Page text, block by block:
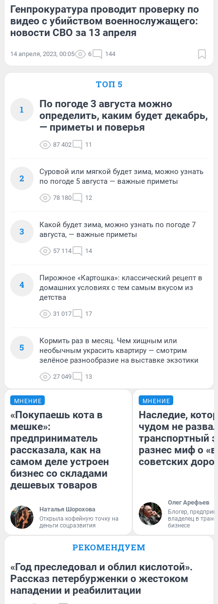
Генпрокуратура проводит проверку по
видео с убийством военнослужащего:
новости СВО за 13 апреля
14 апреля, 2023, 00:05 6 144
ТОП 5
1
По погоде 3 августа можно
определить, каким будет декабрь,
— приметы и поверья
87 402 11
2
Суровой или мягкой будет зима, можно узнать
по погоде 5 августа — важные приметы
78 180 12
3
Какой будет зима, можно узнать по погоде 7
августа, — важные приметы
57 114 14
4
Пирожное «Картошка»: классический рецепт в
домашних условиях с тем самым вкусом из
детства
31 017 17
5
Кормить раз в месяц. Чем хищным или
необычным украсить квартиру — смотрим
зелёное разнообразие на выставке экзотики
27 049 13
МНЕНИЕ
«Покупаешь кота в
мешке»:
предприниматель
рассказала, как на
самом деле устроен
бизнес со складами
дешевых товаров
Наталья Шорохова
Открыла кофейную точку на
деньги соцразвития
МНЕНИЕ
Наследие,
чудом не
транспортный
разнес миф о
советских
Олег Арефьев
Блогер,
владелец в
бизнесе
РЕКОМЕНДУЕМ
«Год преследовал и облил кислотой».
Рассказ петербурженки о жестоком
нападении и реабилитации